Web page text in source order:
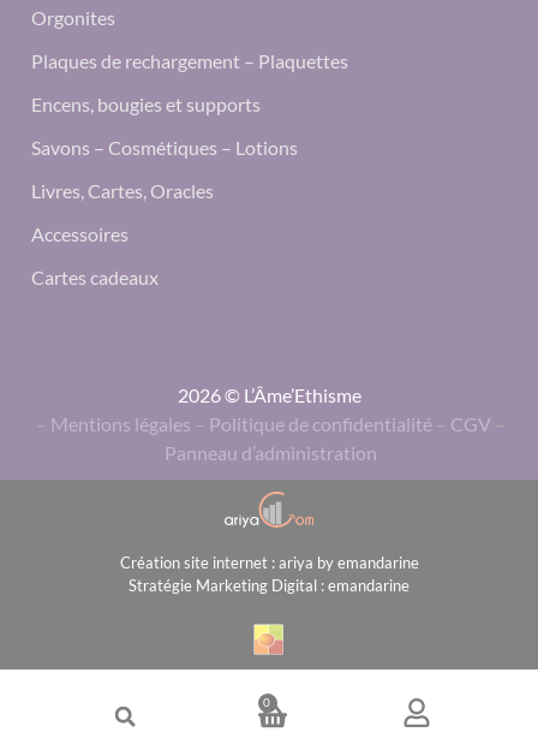
0
Orgonites
Plaques de rechargement – Plaquettes
Encens, bougies et supports
Savons – Cosmétiques – Lotions
Livres, Cartes, Oracles
Accessoires
Cartes cadeaux
2026 © L’Âme’Ethisme
– Mentions légales – Politique de confidentialité – CGV –
Panneau d’administration
Création site internet : ariya by emandarine
Stratégie Marketing Digital : emandarine